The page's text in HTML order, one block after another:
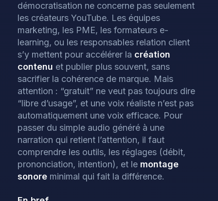
démocratisation ne concerne pas seulement
les créateurs YouTube. Les équipes
marketing, les PME, les formateurs e-
learning, ou les responsables relation client
s’y mettent pour accélérer la création
contenu et publier plus souvent, sans
sacrifier la cohérence de marque. Mais
attention : “gratuit” ne veut pas toujours dire
“libre d’usage”, et une voix réaliste n’est pas
automatiquement une voix efficace. Pour
passer du simple audio généré à une
narration qui retient l’attention, il faut
comprendre les outils, les réglages (débit,
prononciation, intention), et le montage
sonore minimal qui fait la différence.